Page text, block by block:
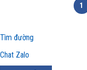
1
Tìm đường
Chat Zalo